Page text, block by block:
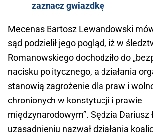
zaznacz gwiazdkę
Mecenas Bartosz Lewandowski
sąd podzielił jego pogląd, iż w
Romanowskiego dochodziło do
nacisku politycznego, a działania
stanowią zagrożenie dla praw i
chronionych w konstytucji i prawie
międzynarodowym”. Sędzia Dariusz
uzasadnieniu nazwał działania